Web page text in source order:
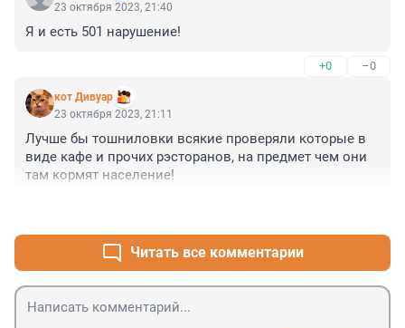
23 октября 2023, 21:40
Я и есть 501 нарушение!
+0 –0
кот Дивуар
23 октября 2023, 21:11
Лучше бы тошниловки всякие проверяли которые в
виде кафе и прочих рэсторанов, на предмет чем они
там кормят население!
Читать все комментарии